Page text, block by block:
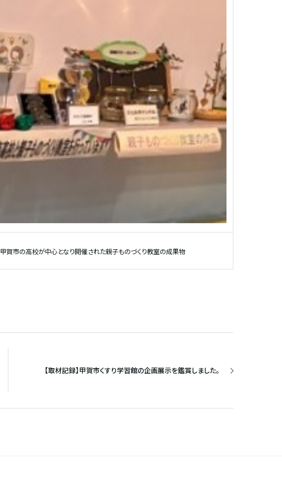
甲賀市の高校が中心となり開催された親子ものづくり教室の成果物
【取材記録】甲賀市くすり学習館の企画展示を鑑賞しました。